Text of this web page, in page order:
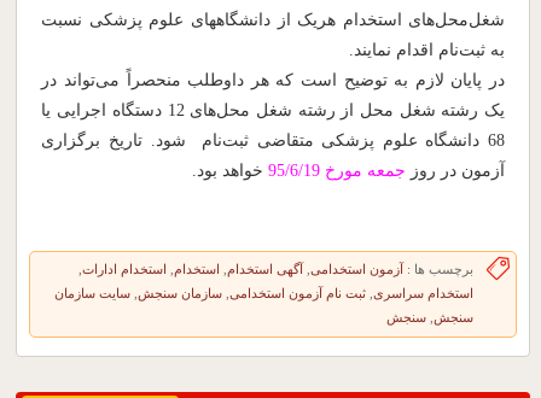
شغل‌محل‌های استخدام هریک از دانشگاههای علوم پزشکی نسبت
به ثبت‌نام اقدام نمایند.
در پایان لازم به توضیح است که هر داوطلب منحصراً می‌تواند در
یک رشته شغل محل از رشته شغل محل‌های 12 دستگاه اجرایی یا
68 دانشگاه علوم پزشکی متقاضی ثبت‌نام شود. تاریخ برگزاری
آزمون در روز جمعه مورخ 95/6/19 خواهد بود.
برچسب ها : آزمون استخدامی, آگهی استخدام استخدام استخدام ادارات,
استخدام سراسری, ثبت نام آزمون استخدامی, سازمان سنجش
سایت سازمان
سنجش
سنجش